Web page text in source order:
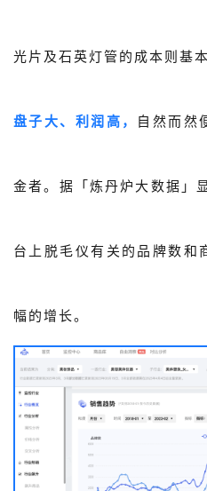
光片及石英灯管的成本则基
盘子大、利润高， 自然而然
金者。据「炼丹炉大数据」
台上脱毛仪有关的品牌数和
幅的增长。